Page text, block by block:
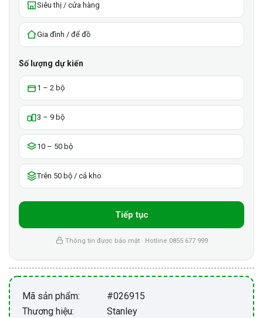
Siêu thị / cửa hàng
Gia đình / để đồ
Số lượng dự kiến
1 – 2 bộ
3 – 9 bộ
10 – 50 bộ
Trên 50 bộ / cả kho
Tiếp tục
Thông tin được bảo mật · Hotline 0855 677 999
Mã sản phẩm:
#026915
Thương hiệu:
Stanley